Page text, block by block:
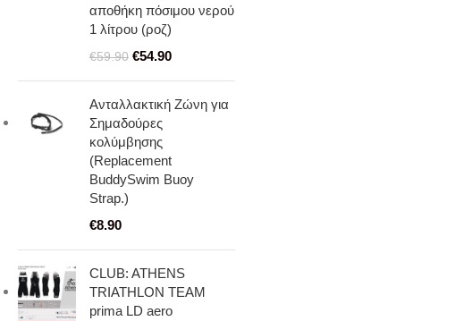
αποθήκη πόσιμου νερού
1 λίτρου (ροζ)
€59.90 €54.90
Ανταλλακτική Ζώνη για
Σημαδούρες
κολύμβησης
(Replacement
BuddySwim Buoy
Strap.)
€8.90
CLUB: ATHENS
TRIATHLON TEAM
prima LD aero